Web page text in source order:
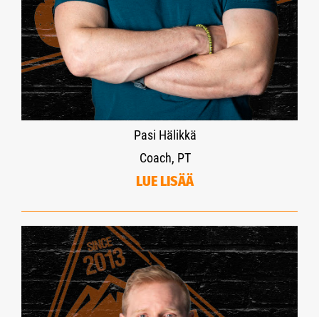
Pasi Hälikkä
Coach, PT
LUE LISÄÄ